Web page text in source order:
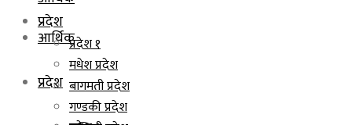
आर्थिक
प्रदेश
प्रदेश
प्रदेश १
मधेश प्रदेश
बागमती प्रदेश
गण्डकी प्रदेश